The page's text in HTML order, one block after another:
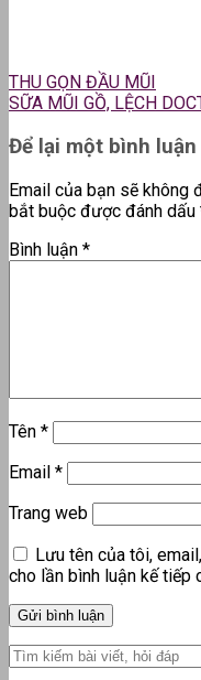
THU GỌN ĐẦU MŨI
SỮA MŨI GỒ, LỆCH
Để lại một bình luận
Email của bạn sẽ không
bắt buộc được đánh dấu
Bình luận *
Tên *
Email *
Trang web
Lưu tên của tôi,
cho lần bình luận kế tiếp